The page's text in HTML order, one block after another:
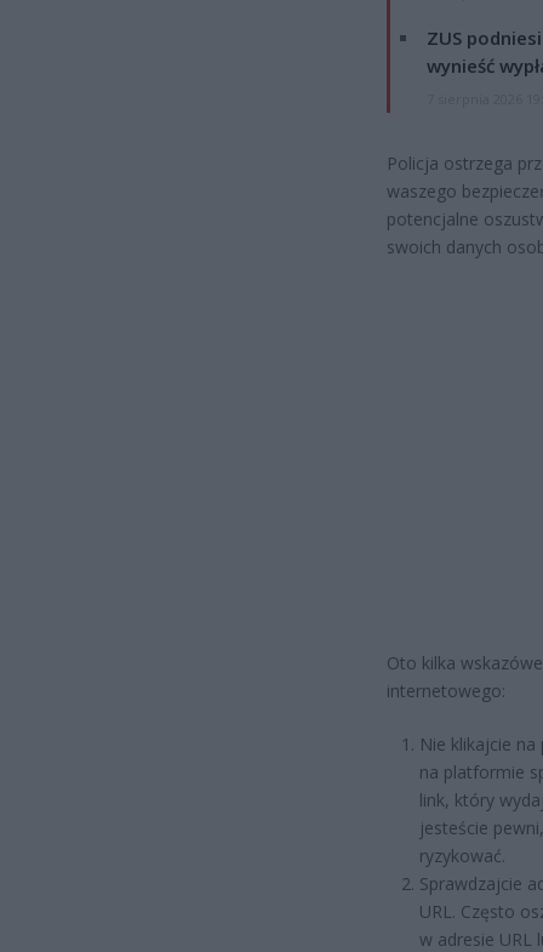
ZUS
wynieść
Policja ostrzega
waszego
potencjalne
swoich danych
Oto kilka
internetowego:
Nie klikajcie
na platformie
link, który
jesteście
ryzykować.
Sprawdzajcie
URL. Często
w adresie URL